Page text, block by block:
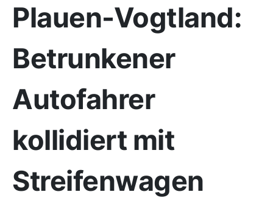
Plauen-Vogtland:
Betrunkener
Autofahrer
kollidiert mit
Streifenwagen